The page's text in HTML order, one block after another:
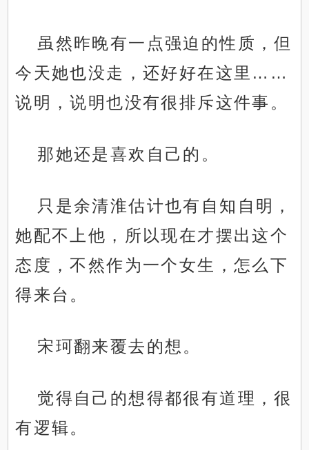
虽然昨晚有一点强迫的性质，但
今天她也没走，还好好在这里……
说明，说明也没有很排斥这件事。
那她还是喜欢自己的。
只是余清淮估计也有自知自明，
她配不上他，所以现在才摆出这个
态度，不然作为一个女生，怎么下
得来台。
宋珂翻来覆去的想。
觉得自己的想得都很有道理，很
有逻辑。